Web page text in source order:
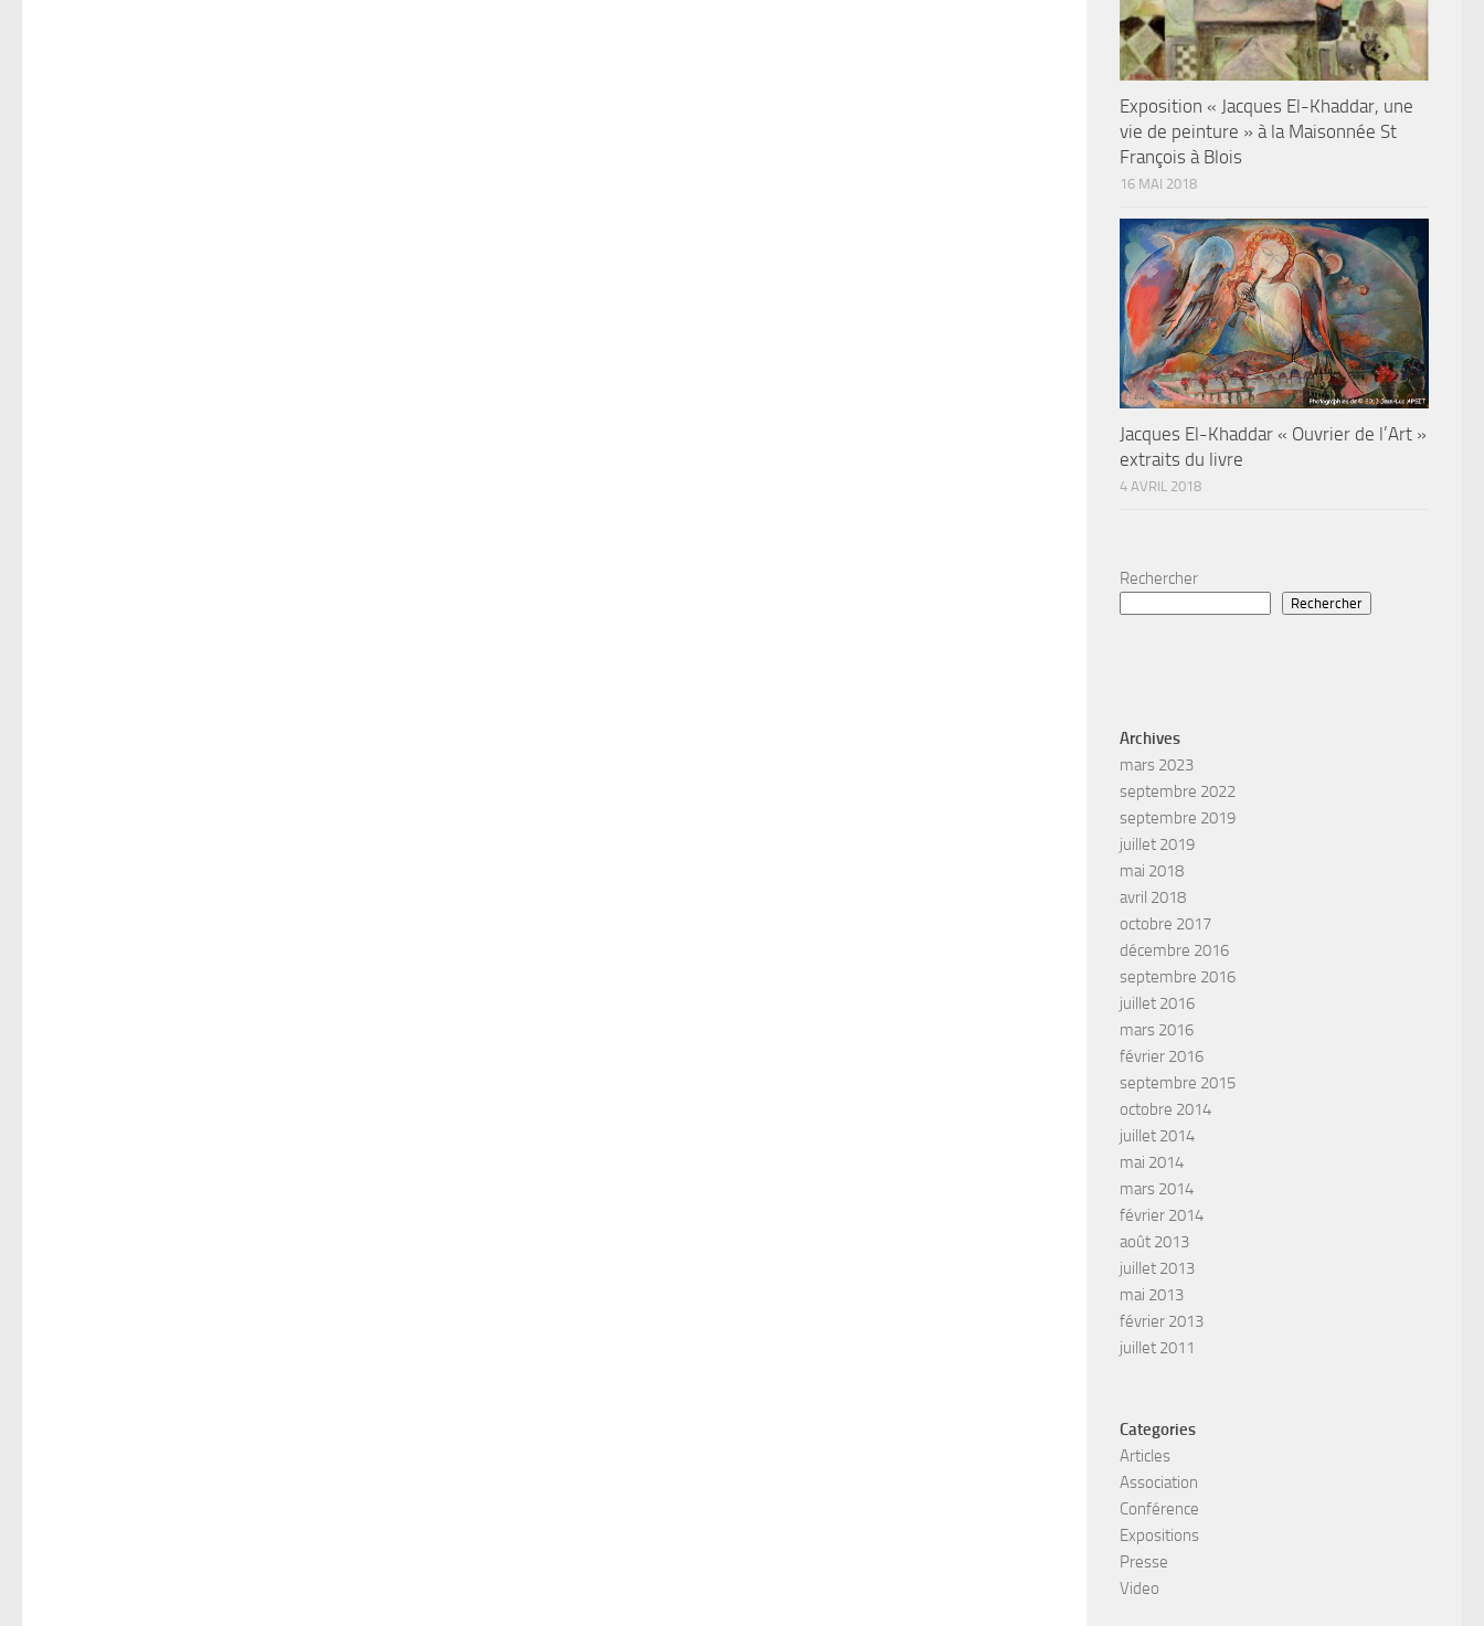
Exposition « Jacques El-Khaddar, une
vie de peinture » à la Maisonnée St
François à Blois
16 MAI 2018
Jacques El-Khaddar « Ouvrier de l’Art »
extraits du livre
4 AVRIL 2018
Rechercher
Rechercher
Archives
mars 2023
septembre 2022
septembre 2019
juillet 2019
mai 2018
avril 2018
octobre 2017
décembre 2016
septembre 2016
juillet 2016
mars 2016
février 2016
septembre 2015
octobre 2014
juillet 2014
mai 2014
mars 2014
février 2014
août 2013
juillet 2013
mai 2013
février 2013
juillet 2011
Categories
Articles
Association
Conférence
Expositions
Presse
Video